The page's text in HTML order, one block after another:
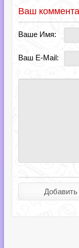
Ваш
Ваше Имя:
Ваш E-Mail: